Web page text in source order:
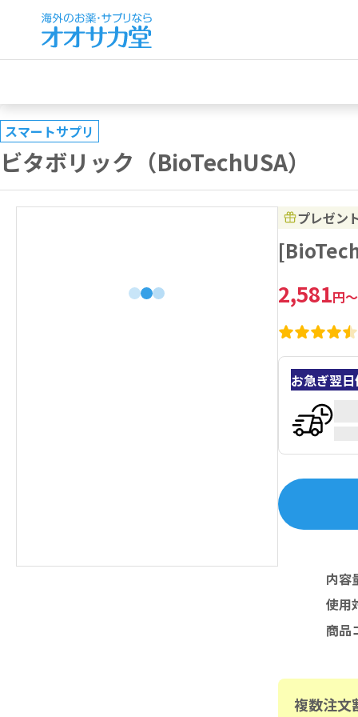
スマートサプリ
ビタボリック（BioTechUSA）
プレゼン
2,581円～
お急ぎ翌
内容
使用
商品
複数注文